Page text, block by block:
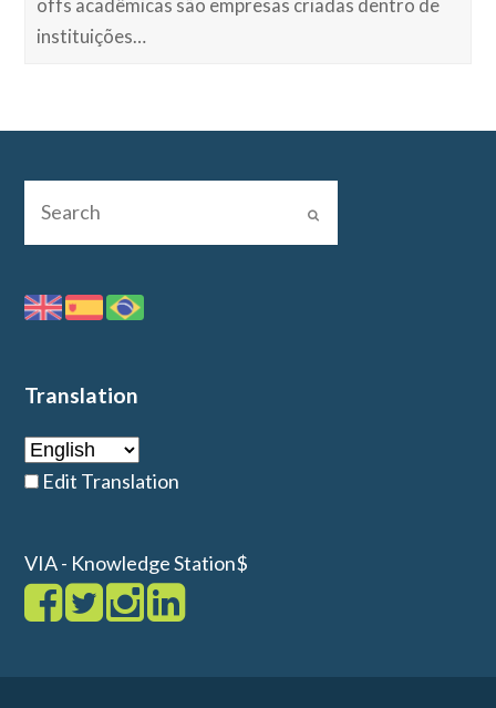
offs acadêmicas são empresas criadas dentro de
instituições…
Translation
Edit Translation
VIA - Knowledge Station$